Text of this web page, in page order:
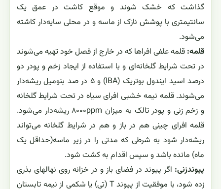
گذاشت که خشک شوند و موقع کاشت در عمق یک
سانتیمتری با پوشش نازک از ماسه و در محلی سایه‌دار کاشته
می‌شود.
قلمه: قلمه علفی افراها که در خارج از فصل خود تهیه می‌شوند
در تحت شرایط گلخانه‌ای و با استفاده از ایجاد زخم و پودر دو
درصد اسید ایندول بوتریک (IBA) و ۵ در صد بنومیل ریشه‌دار
می‌شوند. قلمه نیمه خشبی افرای سیاه در تحت شرایط گلخانه
و زخم زنی و پودر تالک به میزان ۸۰۰۰ppm ریشه‌دار می‌شود.
قلمه افرای چینی هم در باز و هم در شرایط گلخانه می‌تواند
ریشه‌دار شود به شرطی که مدتی را در زیر ماسه(حداقل یک
ماه) مانده باشد و سپس اقدام به کشت شود.
پیوندزنی: اگر پیوند در فضای باز و در خزانه روی نهالهای بذری
زده شود، با موفقیت از پیوند T (تی) یا شکمی از نیمه تابستان